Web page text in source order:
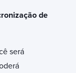
de
será